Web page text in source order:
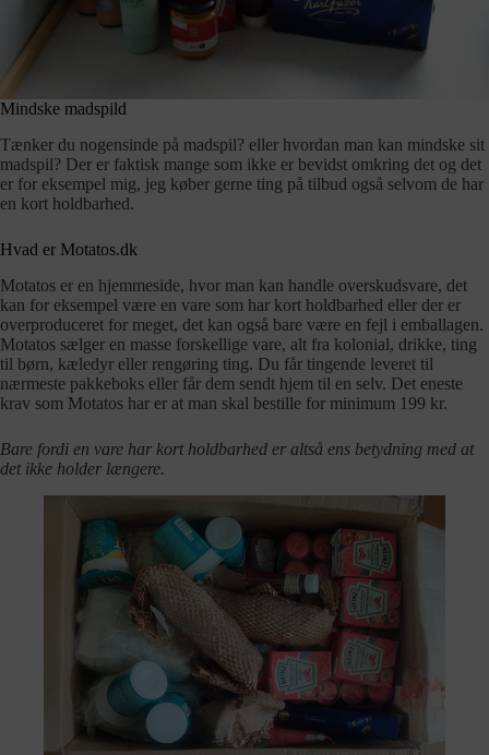
Mindske madspild
Tænker du nogensinde på madspil? eller hvordan man kan mindske sit
madspil? Der er faktisk mange som ikke er bevidst omkring det og det
er for eksempel mig, jeg køber gerne ting på tilbud også selvom de har
en kort holdbarhed.
Hvad er Motatos.dk
Motatos er en hjemmeside, hvor man kan handle overskudsvare, det
kan for eksempel være en vare som har kort holdbarhed eller der er
overproduceret for meget, det kan også bare være en fejl i emballagen.
Motatos sælger en masse forskellige vare, alt fra kolonial, drikke, ting
til børn, kæledyr eller rengøring ting. Du får tingende leveret til
nærmeste pakkeboks eller får dem sendt hjem til en selv. Det eneste
krav som Motatos har er at man skal bestille for minimum 199 kr.
Bare fordi en vare har kort holdbarhed er altså ens betydning med at
det ikke holder længere.